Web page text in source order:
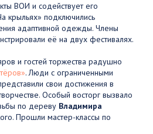
ВОИ и содействует его
крыльях» подключились
адаптивной одежды. Члены
её на двух фестивалях.
и гостей торжества радушно
. Люди с ограниченными
свои достижения в
Особый восторг вызвало
по дереву Владимира
Прошли мастер-классы по